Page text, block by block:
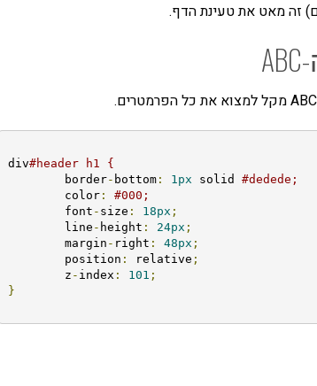
div#header h1 {
	border
- bottom: 1px solid #dedede;
	color
:
#000;
	font
- size : 18px ;
	line
- height : 24px ;
	margin
- right : 48px ;
	position
: relative ;
	z
- index : 101 ;
}